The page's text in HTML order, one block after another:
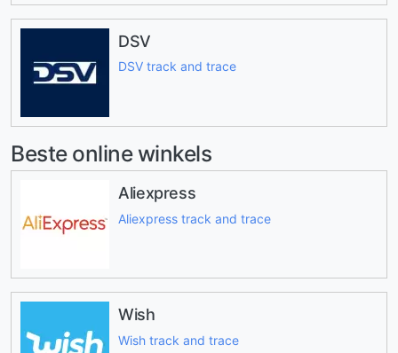
DSV
DSV track and trace
Beste online winkels
Aliexpress
Aliexpress track and trace
Wish
Wish track and trace